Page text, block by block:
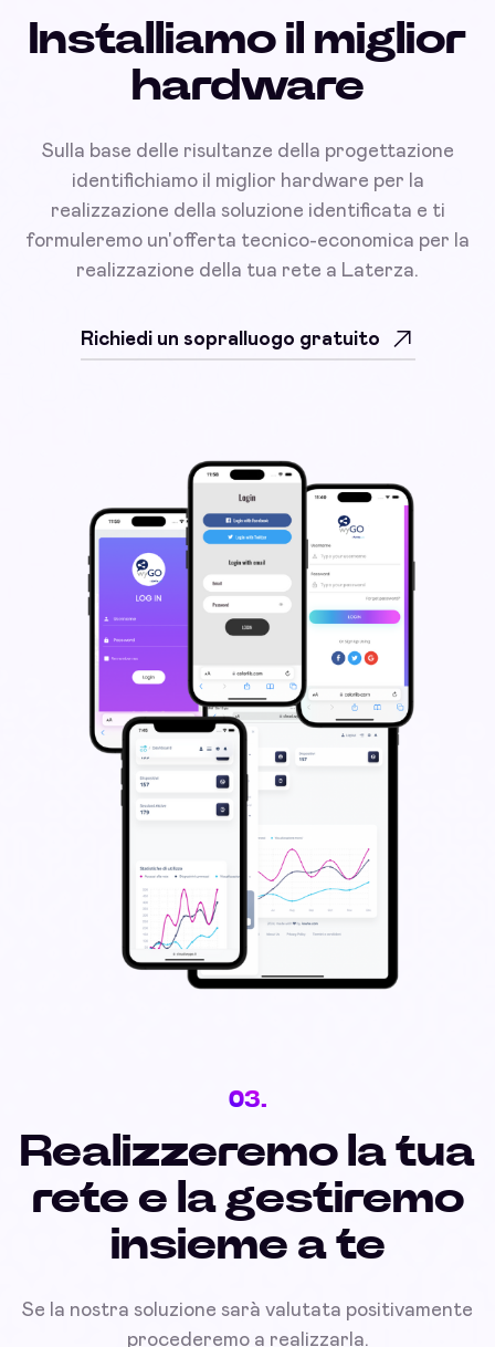
Installiamo il miglior
hardware
Sulla base delle risultanze della progettazione
identifichiamo il miglior hardware per la
realizzazione della soluzione identificata e ti
formuleremo un'offerta tecnico-economica per la
realizzazione della tua rete a Laterza.
Richiedi un sopralluogo gratuito
03.
Realizzeremo la tua
rete e la gestiremo
insieme a te
Se la nostra soluzione sarà valutata positivamente
procederemo a realizzarla.